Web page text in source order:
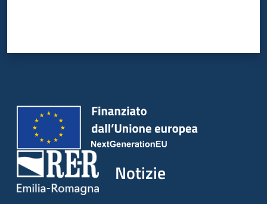
Notizie